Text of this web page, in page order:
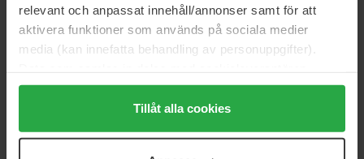
relevant och anpassat innehåll/annonser samt för att
aktivera funktioner som används på sociala medier
media (kan innefatta behandling av personuppgifter).
Genom att trycka på "Tillåt alla cookies" accepterar du
alla cookies, medan du under "Detaljer" kan anpassa
användningen av cookies. Du kan när som helst återkalla
Tillåt alla cookies
20 € 24 €
32 € Niet op voorraad 20 €